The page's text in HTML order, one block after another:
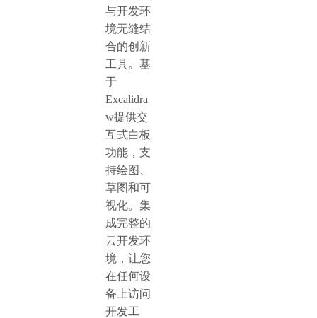
与开发环
境无缝结
合的创新
工具。基
于
Excalidra
w提供交
互式白板
功能，支
持绘图、
草图和可
视化。集
成完整的
云开发环
境，让您
在任何设
备上访问
开发工